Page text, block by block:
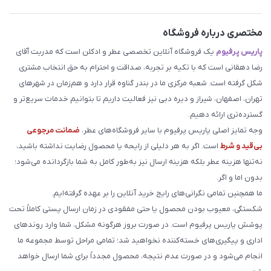
مختصری درباره فروشگاه
پاریس پرفیوم یک فروشگاه آنلاین تخصصی عطر و ادکلن است که مدریت آقای
رضا دهقانی است که با تکیه بر تجربه، صداقت و احترام به حق انتخاب مشتری
شکل گرفته است. شعبه مرکزی ما در بندر گناوه قرار دارد و هم‌زمان در شهرهای
تهران، اصفهان، شیراز و دیره دبی نیز فعالیت داریم تا بتوانیم خدمات سریع‌تر و
گسترده‌تری ارائه دهیم.
وجه تمایز اصلی پاریس پرفیوم با سایر فروشگاه‌های عطر، ضمانت مرجوعی
بی‌قید و شرط است. اگر به هر دلیلی از رایحه یا محصول رضایت نداشته باشید،
نه‌تنها هزینه عطر بلکه هزینه ارسال نیز به‌طور کامل به شما بازگردانده می‌شود؛
بدون اما و اگر.
ما همچنین تمامی نگرانی‌های رایج خرید آنلاین را بر عهده گرفته‌ایم.
شکستگی، معیوب بودن محصول یا حتی مفقودی در زمان ارسال پستی کاملاً تحت
پوشش پاریس پرفیوم است. در صورت بروز هرگونه مشکل، شما وارد روندهای
اداری و پیگیری‌های خسته‌کننده نخواهید شد؛ تمامی مراحل توسط مجموعه ما
انجام می‌شود و در صورت عدم نتیجه، محصول مجدداً برای شما ارسال خواهد